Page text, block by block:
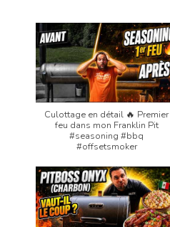
Culottage en détail 🔥 Premier
feu dans mon Franklin Pit
#seasoning #bbq
#offsetsmoker